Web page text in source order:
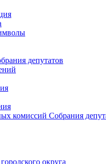
депутатов
комиссий Собрания
округа